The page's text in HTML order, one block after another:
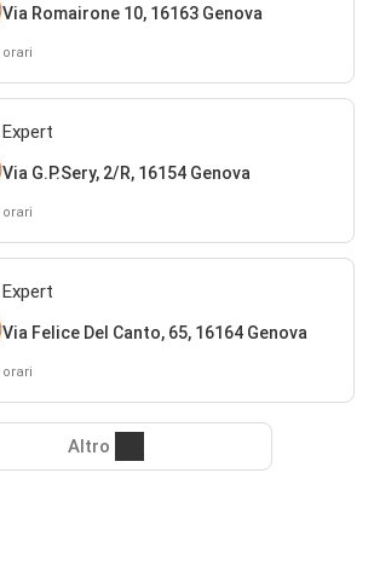
Via Romairone 10, 16163 Genova
orari
Expert
Via G.P.Sery, 2/R, 16154 Genova
orari
Expert
Via Felice Del Canto, 65, 16164 Genova
orari
Altro